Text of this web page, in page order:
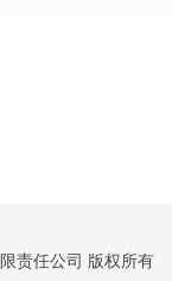
责任公司 版权所有